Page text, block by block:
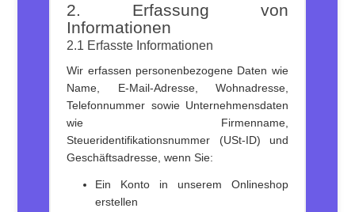
2. Erfassung von
Informationen
2.1 Erfasste Informationen
Wir erfassen personenbezogene Daten wie
Name, E-Mail-Adresse, Wohnadresse,
Telefonnummer sowie Unternehmensdaten
wie Firmenname,
Steueridentifikationsnummer (USt-ID) und
Geschäftsadresse, wenn Sie:
Ein Konto in unserem Onlineshop
erstellen